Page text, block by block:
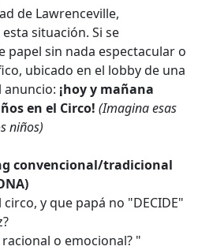
de Lawrenceville,
situación. Si se
papel sin nada espectacular o
ubicado en el lobby de una
anuncio: ¡hoy y mañana
en el Circo! (Imagina esas
niños)
convencional/tradicional
circo, y que papá no "DECIDE"
o emocional? "